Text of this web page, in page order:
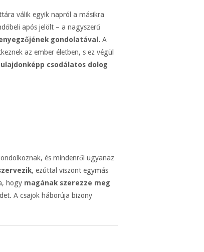
válik egyik napról a másikra
após jelölt – a nagyszerű
gondolatával. A
az ember életben, s ez végül
csodálatos dolog
és mindenről ugyanaz
, ezúttal viszont egymás
hogy magának szerezze meg
A csajok háborúja bizony